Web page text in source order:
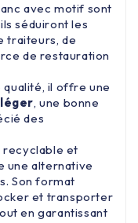
avec motif sont
séduiront les
traiteurs, de
de restauration
il offre une
, une bonne
des
recyclable et
une alternative
Son format
et transporter
en garantissant